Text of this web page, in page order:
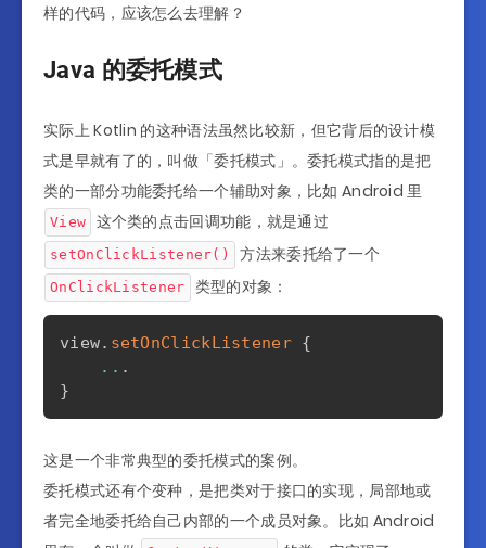
样的代码，应该怎么去理解？
Java 的委托模式
实际上 Kotlin 的这种语法虽然比较新，但它背后的设计模
式是早就有了的，叫做「委托模式」。委托模式指的是把
类的一部分功能委托给一个辅助对象，比如 Android 里
View 这个类的点击回调功能，就是通过
setOnClickListener() 方法来委托给了一个
OnClickListener 类型的对象：
view. setOnClickListener {
.. .
}
这是一个非常典型的委托模式的案例。
委托模式还有个变种，是把类对于接口的实现，局部地或
者完全地委托给自己内部的一个成员对象。比如 Android